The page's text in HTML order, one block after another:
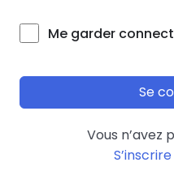
Me garder
Se
Vous n’avez